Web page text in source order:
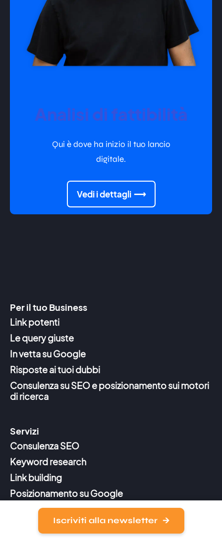
Iscriviti alla newsletter
Analisi di fattibilità
Qui è dove ha inizio il tuo lancio
digitale.
Vedi i dettagli
Per il tuo Business
Link potenti
Le query giuste
In vetta su Google
Risposte ai tuoi dubbi
Consulenza su SEO e posizionamento sui motori
di ricerca
Servizi
Consulenza SEO
Keyword research
Link building
Posizionamento su Google
Azienda